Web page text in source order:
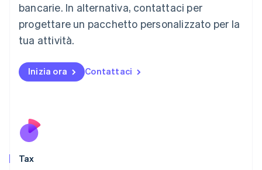
bancarie. In alternativa, contattaci per
progettare un pacchetto personalizzato per la
tua attività.
Inizia ora Contattaci
Tax
Français DeutschEnglish
Malaysia
English 简体中文
Malta
Messico
EspañolEnglish
English
Paesi Bassi